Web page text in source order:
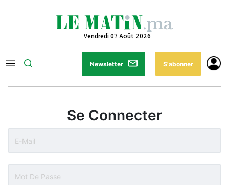
Vendredi 07 Août 2026
Newsletter S'abonner
Se Connecter